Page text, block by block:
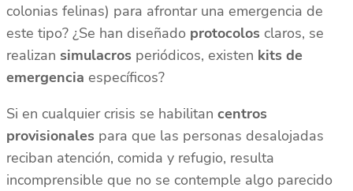
colonias felinas) para afrontar una emergencia de
este tipo? ¿Se han diseñado protocolos claros, se
realizan simulacros periódicos, existen kits de
emergencia específicos?
Si en cualquier crisis se habilitan centros
provisionales para que las personas desalojadas
reciban atención, comida y refugio, resulta
incomprensible que no se contemple algo parecido